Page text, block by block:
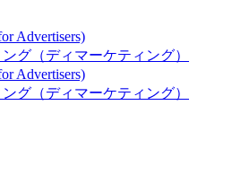
Advertisers)
グ（ディマーケティング）
Advertisers)
グ（ディマーケティング）